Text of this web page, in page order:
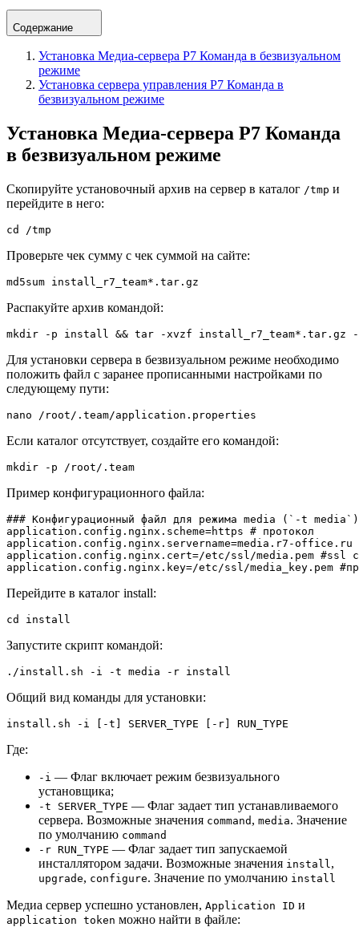
Содержание
Установка Медиа-сервера Р7 Команда в безвизуальном
режиме
Установка сервера управления Р7 Команда в
безвизуальном режиме
Установка Медиа-сервера Р7 Команда
в безвизуальном режиме
Скопируйте установочный архив на сервер в каталог /tmp и
перейдите в него:
cd /tmp
Проверьте чек сумму с чек суммой на сайте:
md5sum install_r7_team*.tar.gz
Распакуйте архив командой:
mkdir -p install && tar -xvzf install_r7_team*.tar.gz
Для установки сервера в безвизуальном режиме необходимо
положить файл с заранее прописанными настройками по
следующему пути:
nano /root/.team/application.properties
Если каталог отсутствует, создайте его командой:
mkdir -p /root/.team
Пример конфигурационного файла:
### Конфигурационный файл для режима media (`-t media`)
application.config.nginx.scheme=https # протокол
application.config.nginx.servername=media.r7-office.ru
application.config.nginx.cert=/etc/ssl/media.pem #ssl
application.config.nginx.key=/etc/ssl/media_key.pem
Перейдите в каталог install:
cd install
Запустите скрипт командой:
./install.sh -i -t media -r install
Общий вид команды для установки:
install.sh -i [-t] SERVER_TYPE [-r] RUN_TYPE
Где:
-i — Флаг включает режим безвизуального
установщика;
-t SERVER_TYPE — Флаг задает тип устанавливаемого
сервера. Возможные значения command , media. Значение
по умолчанию command
-r RUN_TYPE — Флаг задает тип запускаемой
инсталлятором задачи. Возможные значения install ,
upgrade, configure. Значение по умолчанию install
Медиа сервер успешно установлен, Application ID и
application token можно найти в файле: